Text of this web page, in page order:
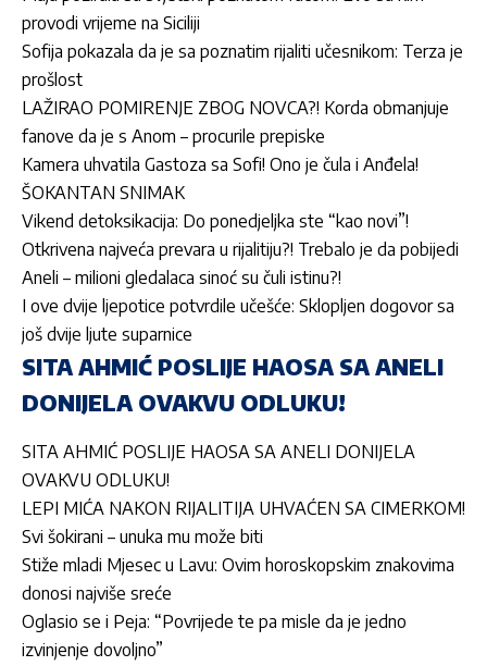
provodi vrijeme na Siciliji
Sofija pokazala da je sa poznatim rijaliti učesnikom: Terza je
prošlost
LAŽIRAO POMIRENJE ZBOG NOVCA?! Korda obmanjuje
fanove da je s Anom – procurile prepiske
Kamera uhvatila Gastoza sa Sofi! Ono je čula i Anđela!
ŠOKANTAN SNIMAK
Vikend detoksikacija: Do ponedjeljka ste “kao novi”!
Otkrivena najveća prevara u rijalitiju?! Trebalo je da pobijedi
Aneli – milioni gledalaca sinoć su čuli istinu?!
I ove dvije ljepotice potvrdile učešće: Sklopljen dogovor sa
još dvije ljute suparnice
SITA AHMIĆ POSLIJE HAOSA SA ANELI
DONIJELA OVAKVU ODLUKU!
SITA AHMIĆ POSLIJE HAOSA SA ANELI DONIJELA
OVAKVU ODLUKU!
LEPI MIĆA NAKON RIJALITIJA UHVAĆEN SA CIMERKOM!
Svi šokirani – unuka mu može biti
Stiže mladi Mjesec u Lavu: Ovim horoskopskim znakovima
donosi najviše sreće
Oglasio se i Peja: “Povrijede te pa misle da je jedno
izvinjenje dovoljno”